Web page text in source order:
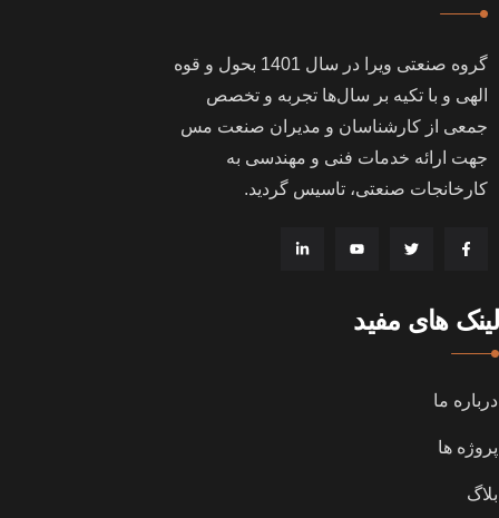
گروه صنعتی ویرا در سال
بحول و قوه
الهی و با تکیه بر سال‌ها تجربه و تخصص
جمعی از کارشناسان و مدیران صنعت مس
جهت ارائه خدمات فنی و مهندسی به
کارخانجات صنعتی، تاسیس گردید.
لینک های مفید
درباره ما
پروژه ها
بلاگ